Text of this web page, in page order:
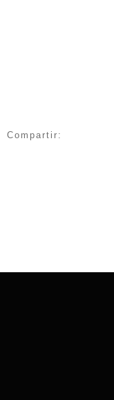
Compartir: